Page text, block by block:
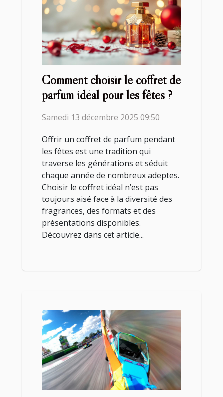
Comment choisir le coffret de
parfum idéal pour les fêtes ?
Samedi 13 décembre 2025 09:50
Offrir un coffret de parfum pendant
les fêtes est une tradition qui
traverse les générations et séduit
chaque année de nombreux adeptes.
Choisir le coffret idéal n’est pas
toujours aisé face à la diversité des
fragrances, des formats et des
présentations disponibles.
Découvrez dans cet article...